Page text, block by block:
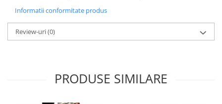
Informatii conformitate produs
Review-uri(0)
PRODUSE SIMILARE